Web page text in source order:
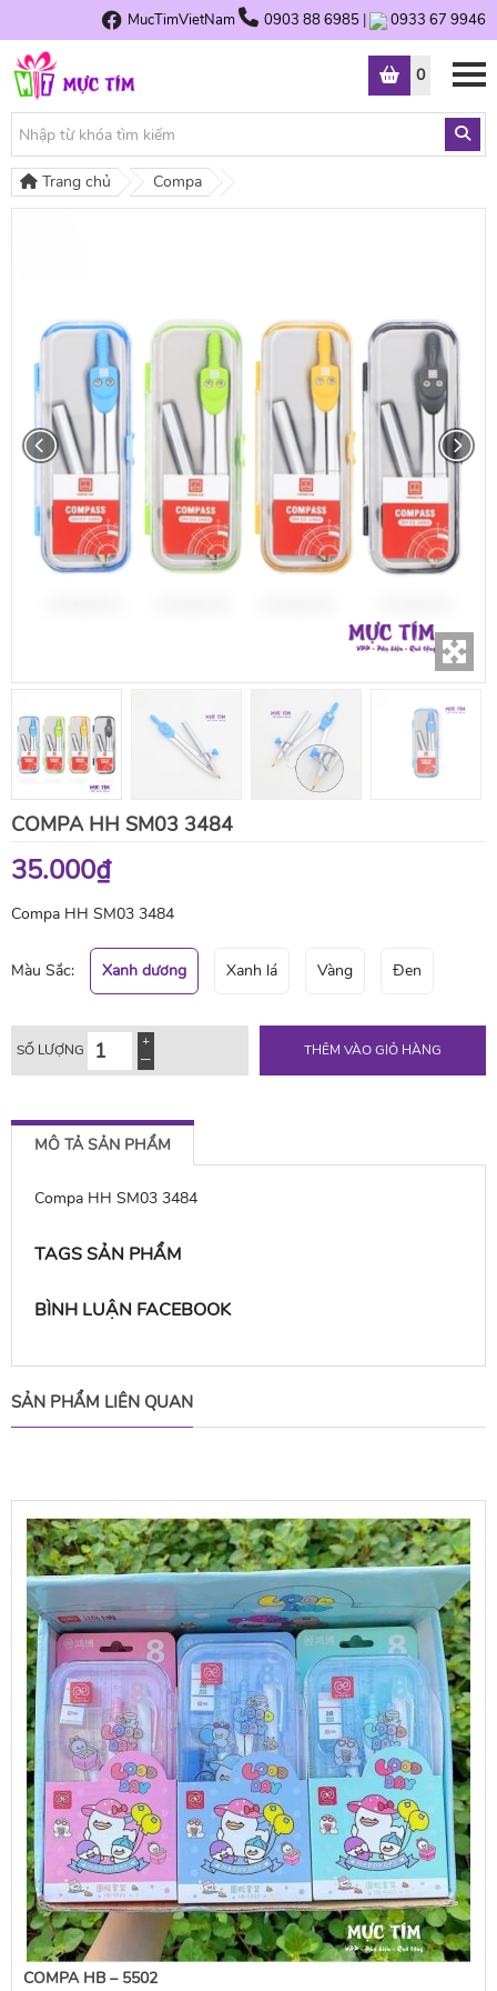
MucTimVietNam 0903 88 6985 | 0933 67 9946
0
Trang chủ Compa
COMPA HH SM03 3484
35.000₫
Compa HH SM03 3484
Màu Sắc: Xanh dương Xanh lá Vàng Đen
SỐ LƯỢNG THÊM VÀO GIỎ HÀNG
MÔ TẢ SẢN PHẨM
Compa HH SM03 3484
TAGS SẢN PHẨM
BÌNH LUẬN FACEBOOK
SẢN PHẨM LIÊN QUAN
COMPA HB – 5502